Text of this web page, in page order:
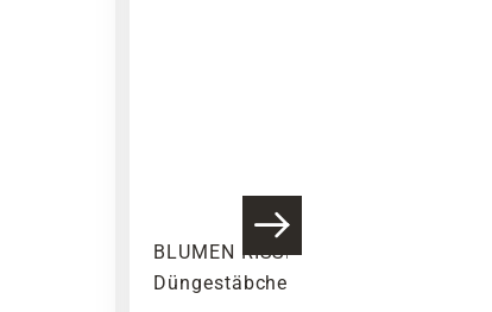
BLUMEN RISSE Blühpflanzen-
Düngestäbchen, 30 Stück